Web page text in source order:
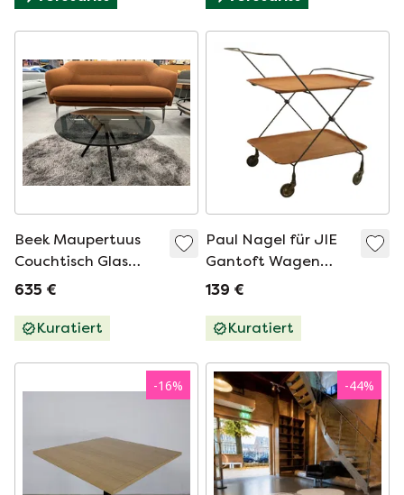
Beek Maupertuus
Couchtisch Glas
Schwarz D60
635 €
Kuratiert
Paul Nagel für JIE
Gantoft Wagen
vintage
139 €
Kuratiert
-16% -44%